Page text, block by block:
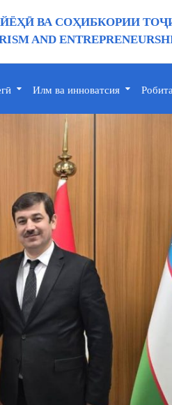
ВА СОҲИБКОРИИ
AND
Илм ва инноватсия